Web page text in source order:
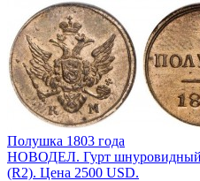
Полушка 1803 года
НОВОДЕЛ. Гурт шнуровидный.
(R2). Цена 2500 USD.